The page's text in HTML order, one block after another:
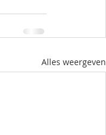
Alles weergeven